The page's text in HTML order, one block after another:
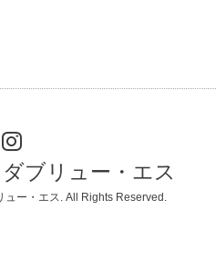
ブリュー・エス
ュー・エス. All Rights Reserved.